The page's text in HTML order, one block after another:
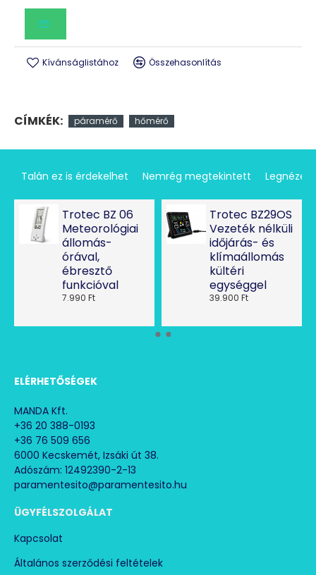
Szabályozhatósági tartomány - páratartalom: 20-90%
Pontosság +/-: 5% rH
Mérési idő: 10 másodperc
Hálózati csatlakozó: 230 V/50 Hz CEE 7/7
Elemtípus: 1x3V CR 2032
Kívánságlistához Összehasonlítás
CÍMKÉK: páramérő hőmérő
Talán ez is érdekelhet Nemrég megtekintett
Trotec BZ 06
Meteorológiai
állomás-
órával,
ébresztő
funkcióval
7.990 Ft
Trotec BZ29OS
Vezeték nélküli
időjárás- és
klímaállomás
kültéri
egységgel
39.900 Ft
ELÉRHETŐSÉGEK
MANDA Kft.
+36 20 388-0193
+36 76 509 656
6000 Kecskemét, Izsáki út 38.
Adószám: 12492390-2-13
paramentesito@paramentesito.hu
ÜGYFÉLSZOLGÁLAT
Kapcsolat
Általános szerződési feltételek